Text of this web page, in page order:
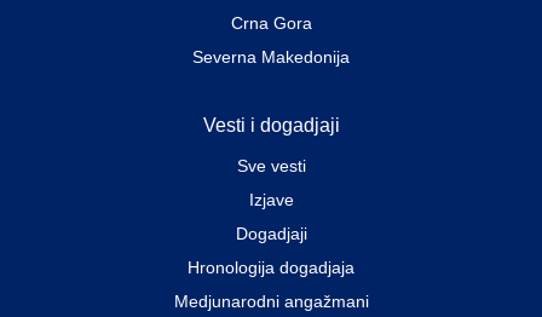
Crna Gora
Severna Makedonija
Vesti i dogadjaji
Sve vesti
Izjave
Dogadjaji
Hronologija dogadjaja
Medjunarodni angažmani